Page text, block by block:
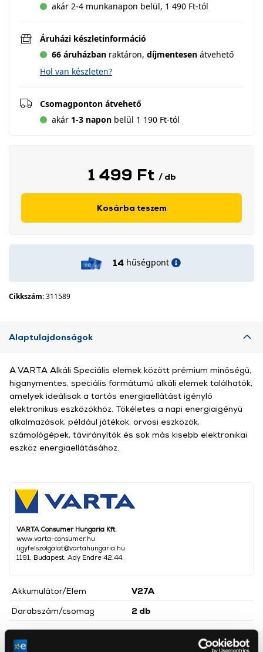
akár 2-4 munkanapon belül, 1 490 Ft-tól
Áruházi készletinformáció
66 áruházban raktáron, díjmentesen átvehető
Hol van készleten?
Csomagponton átvehető
akár 1-3 napon belül 1 190 Ft-tól
1 499 Ft / db
Kosárba teszem
14 hűségpont
Cikkszám:311589
Alaptulajdonságok
VARTA Consumer Hungaria Kft.
www.varta-consumer.hu
ugyfelszolgalat@vartahungaria.hu
1191, Budapest, Ady Endre 42.44.
Akkumulátor/Elem
V27A
Darabszám/csomag
2 db
A VARTA Alkáli Speciális elemek között prémium minőségű,
higanymentes, speciális formátumú alkáli elemek találhatók,
amelyek ideálisak a tartós energiaellátást igénylő
elektronikus eszközökhöz. Tökéletes a napi energiaigényű
alkalmazások, például játékok, orvosi eszközök,
számológépek, távirányítók és sok más kisebb elektronikai
eszköz energiaellátásához.
Részletes ismertető